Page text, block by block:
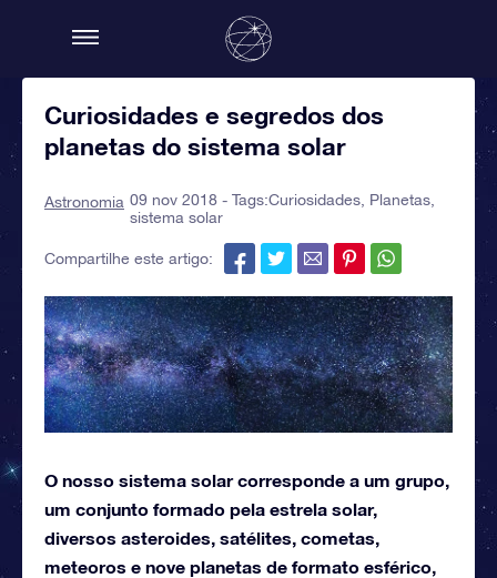
Curiosidades e segredos dos
planetas do sistema solar
Astronomia 09 nov 2018 - Tags:Curiosidades Planetas
sistema solar
Compartilhe este artigo:
O nosso sistema solar corresponde a um grupo,
um conjunto formado pela estrela solar,
diversos asteroides, satélites, cometas,
meteoros e nove planetas de formato esférico,